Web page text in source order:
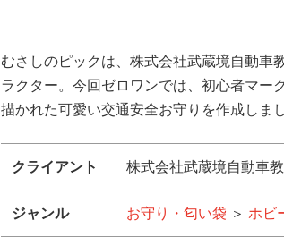
むさしのピックは、株式会社武蔵境自動車
ラクター。今回ゼロワンでは、初心者マー
描かれた可愛い交通安全お守りを作成しまし
クライアント 株式会社武蔵境自動車
ジャンル お守り・匂い袋 ＞ ホビ